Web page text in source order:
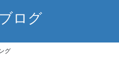
ブログ
グ